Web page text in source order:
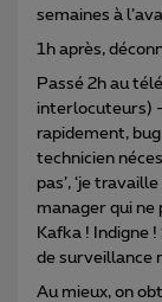
semaines à
1h après,
Passé 2h au
interlocuteurs)
rapidement,
technicien
pas’, ‘je
manager qui ne
Kafka ! Indigne
de surveillance
Au mieux, on